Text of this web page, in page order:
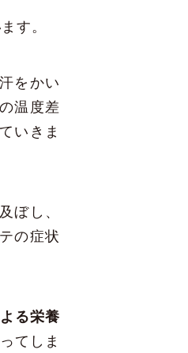
す。
をかい
温度差
いきま
ぼし、
の症状
る栄養
てしま